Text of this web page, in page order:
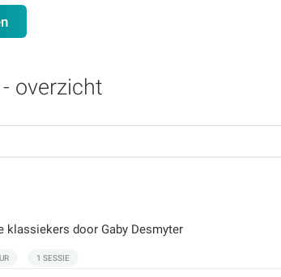
overzicht
klassiekers door Gaby Desmyter
1 SESSIE